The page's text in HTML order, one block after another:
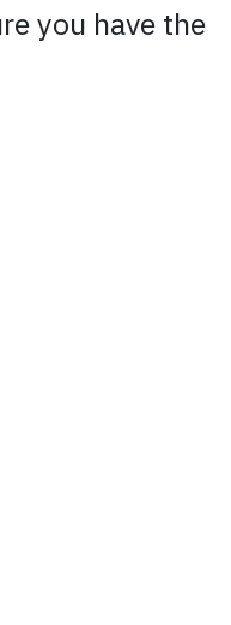
you have the